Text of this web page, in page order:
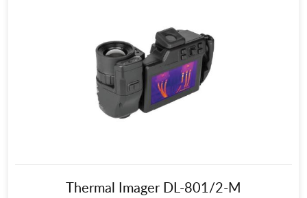
Thermal Imager DL-801/2-M